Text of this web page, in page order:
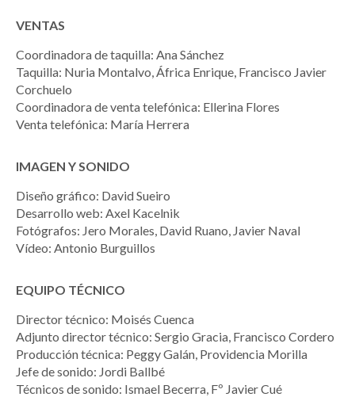
VENTAS
Coordinadora de taquilla: Ana Sánchez
Taquilla: Nuria Montalvo, África Enrique, Francisco Javier
Corchuelo
Coordinadora de venta telefónica: Ellerina Flores
Venta telefónica: María Herrera
IMAGEN Y SONIDO
Diseño gráfico: David Sueiro
Desarrollo web: Axel Kacelnik
Fotógrafos: Jero Morales, David Ruano, Javier Naval
Vídeo: Antonio Burguillos
EQUIPO TÉCNICO
Director técnico: Moisés Cuenca
Adjunto director técnico: Sergio Gracia, Francisco Cordero
Producción técnica: Peggy Galán, Providencia Morilla
Jefe de sonido: Jordi Ballbé
Técnicos de sonido: Ismael Becerra, Fº Javier Cué